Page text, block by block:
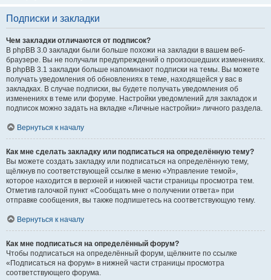
Подписки и закладки
Чем закладки отличаются от подписок?
В phpBB 3.0 закладки были больше похожи на закладки в вашем веб-
браузере. Вы не получали предупреждений о произошедших изменениях.
В phpBB 3.1 закладки больше напоминают подписки на темы. Вы можете
получать уведомления об обновлениях в теме, находящейся у вас в
закладках. В случае подписки, вы будете получать уведомления об
изменениях в теме или форуме. Настройки уведомлений для закладок и
подписок можно задать на вкладке «Личные настройки» личного раздела.
Вернуться к началу
Как мне сделать закладку или подписаться на определённую тему?
Вы можете создать закладку или подписаться на определённую тему,
щёлкнув по соответствующей ссылке в меню «Управление темой»,
которое находится в верхней и нижней части страницы просмотра тем.
Отметив галочкой пункт «Сообщать мне о получении ответа» при
отправке сообщения, вы также подпишетесь на соответствующую тему.
Вернуться к началу
Как мне подписаться на определённый форум?
Чтобы подписаться на определённый форум, щёлкните по ссылке
«Подписаться на форум» в нижней части страницы просмотра
соответствующего форума.